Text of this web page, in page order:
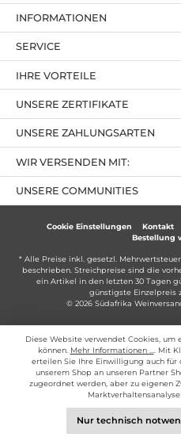
IHRE VORTEILE
UNSERE ZAHLUNGSARTEN
UNSERE ZERTIFIKATE
INFORMATIONEN
SERVICE
UNSERE COMMUNITIES
WIR VERSENDEN MIT:
Cookie Einstellungen Kontakt
Bestellung
* Alle Preise inkl. gesetzl. Mehrwertsteuer
beschrieben. Streichpreise sind die
ein Artikel in den letzten 30 Tagen
günstigste Einzelpreis
© 2026 Südafrika
Diese Website verwendet Cookies,
können. Mehr Informationen ...
. Mit
erteilen Sie Ihre Einwilligung auch
unserem Shop an unseren Partner
zugeordnet werden, aber zu eigenen
Nur technisch